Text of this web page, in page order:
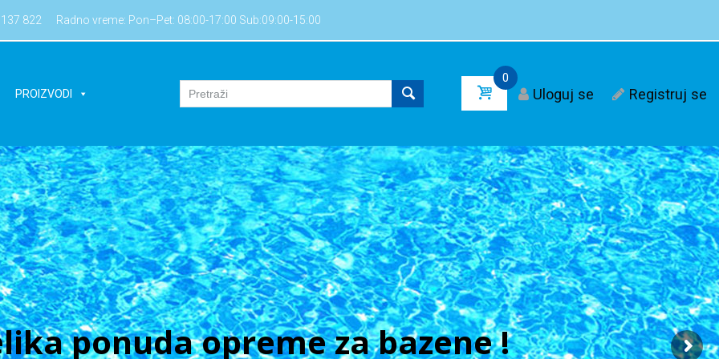
822 Radno vreme: Pon–Pet: 08:00-17:00 Sub:09:00-15:00
PROIZVODI
0
Uloguj se Registruj se
ponuda opreme za bazene !